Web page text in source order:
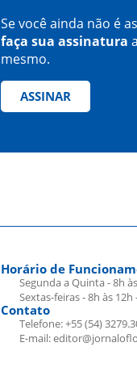
Se você ainda não é
faça sua assinatura
mesmo.
ASSINAR
Horário de
Segunda a Quinta - 8h
Sextas-feiras - 8h às 12h
Contato
Telefone: +55 (54)
E-mail: